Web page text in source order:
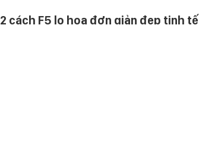
2 cách F5 lọ hoa đơn giản đẹp tinh tế